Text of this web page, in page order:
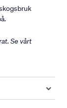
Se vårt